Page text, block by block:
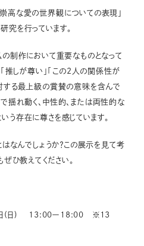
高な愛の世界観についての表現」
究を行っています。
の制作において重要なものとなって
「推しが尊い」「この2人の関係性が
する最上級の賞賛の意味を含んで
揺れ動く、中性的、または両性的な
う存在に尊さを感じています。
はなんでしょうか？この展示を見て考
ぜひ教えてください。
日(日) 13:00ー18:00 ※13